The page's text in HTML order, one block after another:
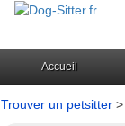
Accueil
Trouver un petsitter >